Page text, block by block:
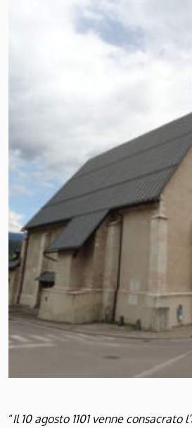
“Il 10 agosto 1101 venne consacrato